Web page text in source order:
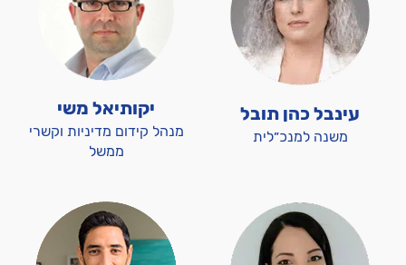
עינבל כהן תובל
משנה למנכ״לית
יקותיאל משי
מנהל קידום מדיניות וקשרי
ממשל